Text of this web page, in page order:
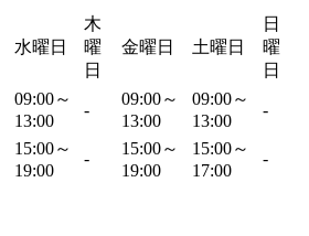
水曜日
木
曜
日
金曜日 土曜日
日
曜
日
09:00～
13:00
-
09:00～
13:00
09:00～
13:00
-
15:00～
19:00
-
15:00～
19:00
15:00～
17:00
-